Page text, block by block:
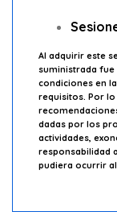
Al adquirir este
suministrada
condiciones en
requisitos. Por
dadas por los
actividades,
responsabilidad
pudiera ocurrir